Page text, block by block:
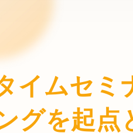
イムセミ
を起点